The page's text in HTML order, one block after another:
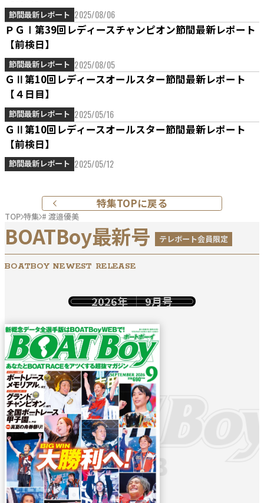
節間最新レポート 2025/08/06
ＰＧⅠ第39回レディースチャンピオン節間最新レポート
【前検日】
節間最新レポート 2025/08/05
ＧⅡ第10回レディースオールスター節間最新レポート
【４日目】
節間最新レポート 2025/05/16
ＧⅡ第10回レディースオールスター節間最新レポート
【前検日】
節間最新レポート 2025/05/12
特集TOPに戻る
TOP 特集 # 渡邉優美
BOATBoy最新号 テレボート会員限定
BOATBOY NEWEST RELEASE
2026年 9月号